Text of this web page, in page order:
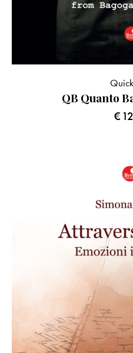
QB Quanto
€